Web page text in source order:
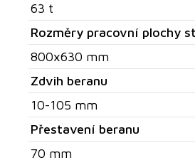
63 t
Rozměry pracovní plochy
800x630 mm
Zdvih beranu
10-105 mm
Přestavení beranu
70 mm